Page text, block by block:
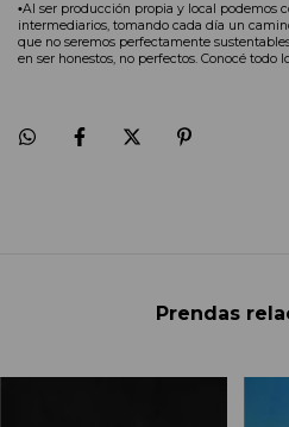
•Al ser producción propia y local podemos
intermediarios, tomando cada día un
que no seremos perfectamente
en ser honestos, no perfectos. Conocé todo
Prendas